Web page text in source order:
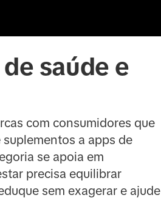
saúde e
com consumidores que
a apps de
se apoia em
precisa equilibrar
sem exagerar e ajude